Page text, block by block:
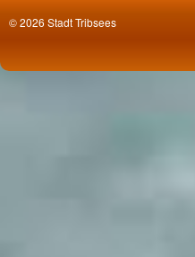
© 2026 Stadt Tribsees